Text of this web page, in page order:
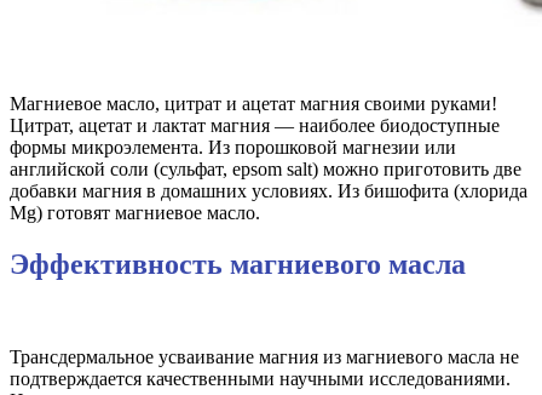
Магниевое масло, цитрат и ацетат магния своими руками!
Цитрат, ацетат и лактат магния — наиболее биодоступные
формы микроэлемента. Из порошковой магнезии или
английской соли (сульфат, epsom salt) можно приготовить две
добавки магния в домашних условиях. Из бишофита (хлорида
Mg) готовят магниевое масло.
Эффективность магниевого масла
Трансдермальное усваивание магния из магниевого масла не
подтверждается качественными научными исследованиями.